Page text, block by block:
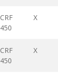
CRF
450
X
CRF
450
X